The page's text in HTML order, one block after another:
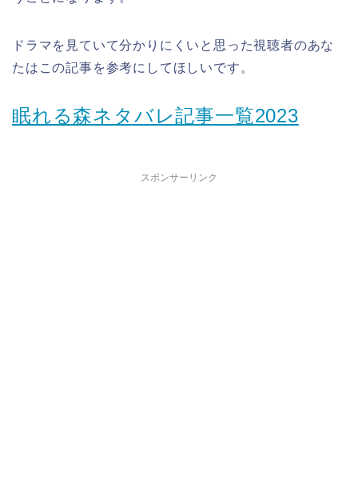
ドラマを見ていて分かりにくいと思った視聴者のあな
たはこの記事を参考にしてほしいです。
眠れる森ネタバレ記事一覧2023
スポンサーリンク